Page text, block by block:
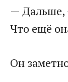
— Дальше,
Что ещё
Он